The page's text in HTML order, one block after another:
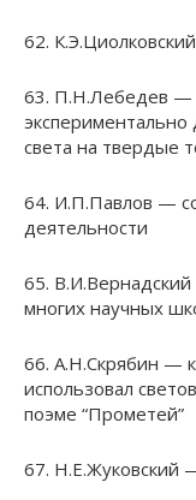
62.
63. П.Н.Лебедев —
экспериментально
света на твердые
64. И.П.Павлов —
деятельности
65.
многих научных
66. А.Н.Скрябин —
использовал
поэме “Прометей”
67. Н.Е.Жуковский